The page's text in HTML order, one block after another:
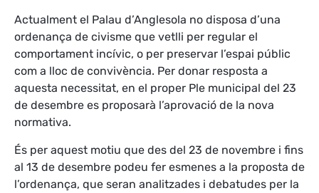
Actualment el Palau d’Anglesola no disposa d’una
ordenança de civisme que vetlli per regular el
comportament incívic, o per preservar l’espai públic
com a lloc de convivència. Per donar resposta a
aquesta necessitat, en el proper Ple municipal del 23
de desembre es proposarà l’aprovació de la nova
normativa.
És per aquest motiu que des del 23 de novembre i fins
al 13 de desembre podeu fer esmenes a la proposta de
l’ordenança, que seran analitzades i debatudes per la